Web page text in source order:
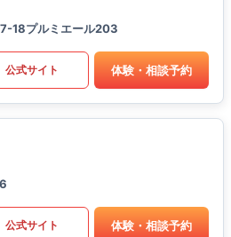
18プルミエール203
公式サイト 体験・相談予約
公式サイト 体験・相談予約